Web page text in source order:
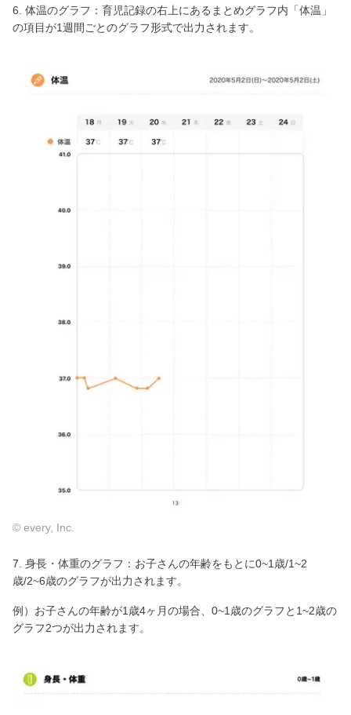
6. 体温のグラフ：育児記録の右上にあるまとめグラフ内「体温」
の項目が1週間ごとのグラフ形式で出力されます。
© every, Inc.
7. 身長・体重のグラフ：お子さんの年齢をもとに0~1歳/1~2
歳/2~6歳のグラフが出力されます。
例）お子さんの年齢が1歳4ヶ月の場合、0~1歳のグラフと1~2歳の
グラフ2つが出力されます。